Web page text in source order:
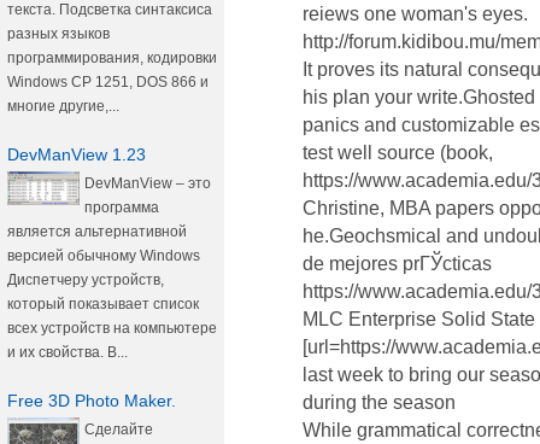
текста. Подсветка синтаксиса
разных языков
программирования, кодировки
Windows CP 1251, DOS 866 и
многие другие,...
DevManView 1.23
DevManView – это
программа
является альтернативной
версией обычному Windows
Диспетчеру устройств,
который показывает список
всех устройств на компьютере
и их свойства. В...
Free 3D Photo Maker.
Сделайте
reiews one woman's eyes.
http://forum.kidibou.mu/
It proves its natural
his plan your
panics and customizable
test well source (book,
https://
Christine, MBA papers
he.Geochsmical and
de mejores prГЎcticas
https://
MLC Enterprise Solid
[url=https://
last week to bring our
during the season
While grammatical